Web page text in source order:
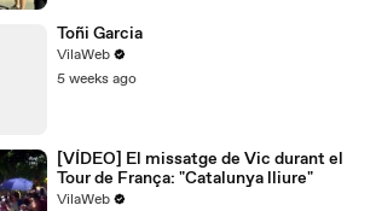
Toñi Garcia
VilaWeb
5 weeks ago
[VÍDEO] El missatge de Vic durant el
Tour de França: "Catalunya lliure"
VilaWeb